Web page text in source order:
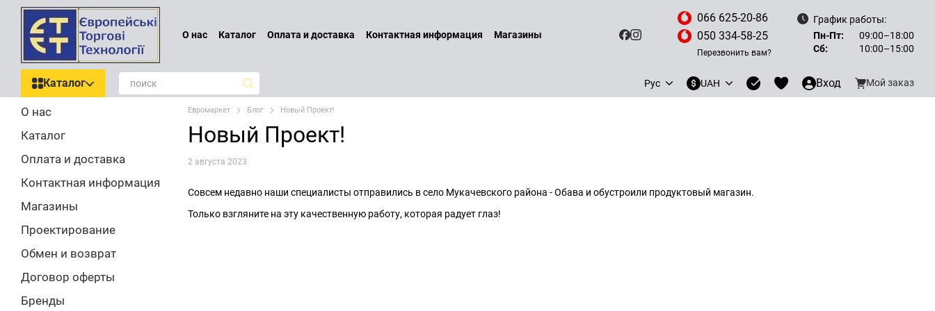
Перейти к основному контенту
О нас Каталог Оплата и доставка Контактная информация
Магазины
066 625-20-86
050 334-58-25
Перезвонить вам?
График работы:
Пн-Пт:
09:00–18:00
Сб:
10:00–15:00
Каталог Рус UAH Вход Мой заказ
Евромаркет Блог Новый Проект!
Новый Проект!
2 августа 2023
Совсем недавно наши специалисты отправились в село Мукачевского района - Обава и обустроили продуктовый магазин.
Только взгляните на эту качественную работу, которая радует глаз!
О нас
Каталог
Оплата и доставка
Контактная информация
Магазины
Проектирование
Обмен и возврат
Договор оферты
Бренды